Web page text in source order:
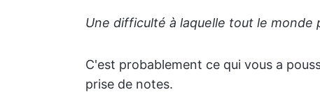
Une difficulté à laquelle tout le
C'est probablement ce qui vous a
prise de notes.